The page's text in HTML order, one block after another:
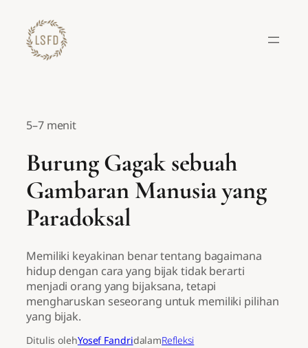
konten
5–7 menit
Burung Gagak sebuah
Gambaran Manusia yang
Paradoksal
Memiliki keyakinan benar tentang bagaimana
hidup dengan cara yang bijak tidak berarti
menjadi orang yang bijaksana, tetapi
mengharuskan seseorang untuk memiliki pilihan
yang bijak.
Ditulis olehYosef FandridalamRefleksi